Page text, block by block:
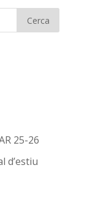
25-26
d’estiu